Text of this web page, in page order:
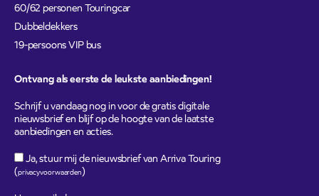
60/62 personen Touringcar
Dubbeldekkers
19-persoons VIP bus
Ontvang als eerste de leukste aanbiedingen!
Schrijf u vandaag nog in voor de gratis digitale
nieuwsbrief en blijf op de hoogte van de laatste
aanbiedingen en acties.
Ja, stuur mij de nieuwsbrief van Arriva Touring
(privacyvoorwaarden)